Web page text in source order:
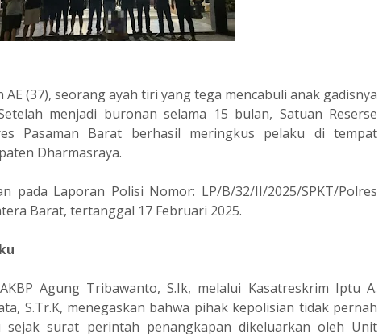
AE (37), seorang ayah tiri yang tega mencabuli anak gadisnya
menjadi buronan selama 15 bulan, Satuan Reserse
Pasaman Barat berhasil meringkus pelaku di tempat
Dharmasraya.
pada Laporan Polisi Nomor: LP/B/32/II/2025/SPKT/Polres
Barat, tertanggal 17 Februari 2025.
Agung Tribawanto, S.Ik, melalui Kasatreskrim Iptu A.
S.Tr.K, menegaskan bahwa pihak kepolisian tidak pernah
sejak surat perintah penangkapan dikeluarkan oleh Unit